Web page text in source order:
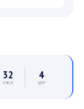
32
ОЧКИ
4
ШТР